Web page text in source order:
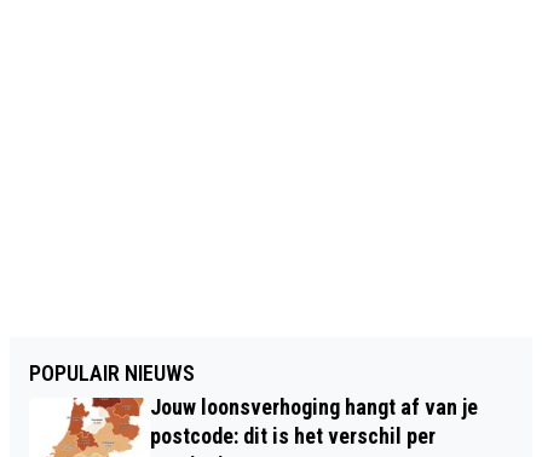
POPULAIR NIEUWS
Jouw loonsverhoging hangt af van je
postcode: dit is het verschil per